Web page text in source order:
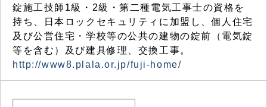
錠施工技師1級・2級・第二種電気工事士の資格を
持ち、日本ロックセキュリティに加盟し、個人住宅
及び公営住宅・学校等の公共の建物の錠前（電気錠
等を含む）及び建具修理、交換工事。
http://www8.plala.or.jp/fuji-home/